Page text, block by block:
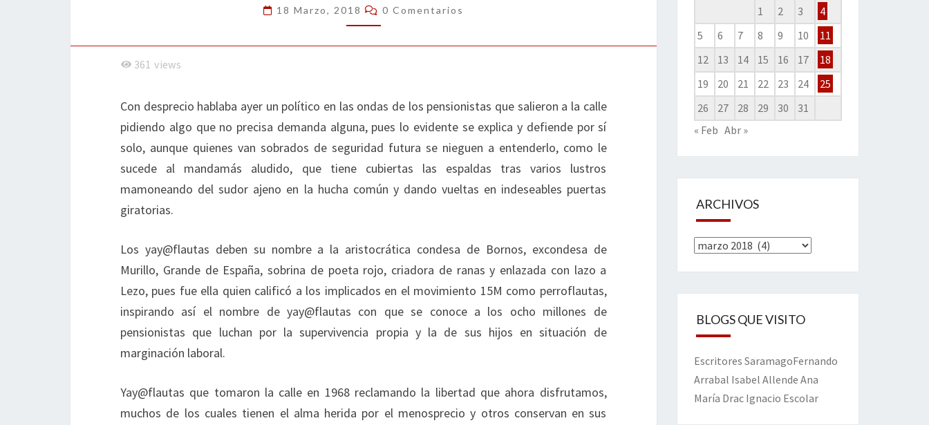
18 Marzo, 2018 Comentarios
0 Comentarios
361 views
Con desprecio hablaba ayer un político en las ondas de los pensionistas que salieron a la calle
pidiendo algo que no precisa demanda alguna, pues lo evidente se explica y defiende por sí
solo, aunque quienes van sobrados de seguridad futura se nieguen a entenderlo, como le
sucede al mandamás aludido, que tiene cubiertas las espaldas tras varios lustros
mamoneando del sudor ajeno en la hucha común y dando vueltas en indeseables puertas
giratorias.
Los yay@flautas deben su nombre a la aristocrática condesa de Bornos, excondesa de
Murillo, Grande de España, sobrina de poeta rojo, criadora de ranas y enlazada con lazo a
Lezo, pues fue ella quien calificó a los implicados en el movimiento 15M como perroflautas,
inspirando así el nombre de yay@flautas con que se conoce a los ocho millones de
pensionistas que luchan por la supervivencia propia y la de sus hijos en situación de
marginación laboral.
Yay@flautas que tomaron la calle en 1968 reclamando la libertad que ahora disfrutamos,
muchos de los cuales tienen el alma herida por el menosprecio y otros conservan en sus
1
2 3
4
5
6 7 8 9 10
11
12
13 14 15 16 17
18
19
20 21 22 23 24
25
26
27 28 29 30
31
« Feb Abr »
ARCHIVOS
Archivos
BLOGS QUE VISITO
Escritores SaramagoFernando
Arrabal Isabel Allende Ana
María Drac Ignacio Escolar